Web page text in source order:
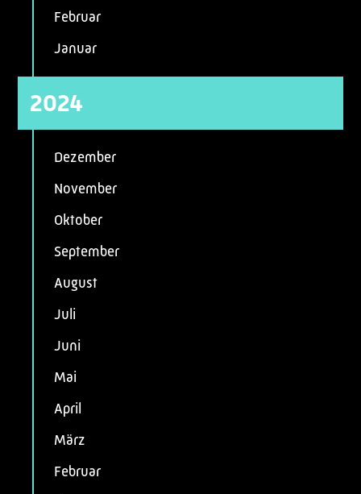
Februar
Januar
2024
Dezember
November
Oktober
September
August
Juli
Juni
Mai
April
März
Februar